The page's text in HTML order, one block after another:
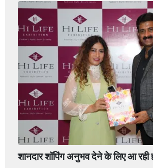
शानदार शॉपिंग अनुभव देने के लिए आ रही